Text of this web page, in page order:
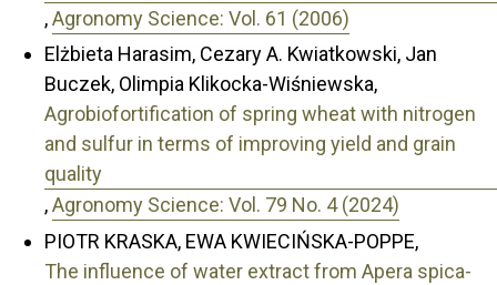
,Agronomy Science: Vol. 61 (2006)
Elżbieta Harasim, Cezary A. Kwiatkowski, Jan
Buczek, Olimpia Klikocka-Wiśniewska,
Agrobiofortification of spring wheat with nitrogen
and sulfur in terms of improving yield and grain
quality
,Agronomy Science: Vol. 79 No. 4 (2024)
PIOTR KRASKA, EWA KWIECIŃSKA-POPPE,
The influence of water extract from Apera spica-